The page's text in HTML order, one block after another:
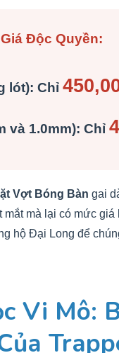
Độc Quyền:
lót): Chỉ
và 1.0mm): Chỉ
Vợt Bóng Bàn gai
mà lại có mức
hộ Đại Long để
Vi Mô: